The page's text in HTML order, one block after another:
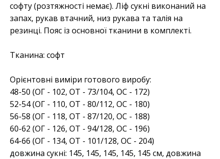
софту (розтяжності немає). Ліф сукні виконаний на
запах, рукав втачний, низ рукава та талія на
резинці. Пояс із основної тканини в комплекті.
Тканина: софт
Орієнтовні виміри готового виробу:
48-50 (ОГ - 102, ОТ - 73/104, ОС - 172)
52-54 (ОГ - 110, ОТ - 80/112, ОС - 180)
56-58 (ОГ - 118, ОТ - 87/120, ОС - 188)
60-62 (ОГ - 126, ОТ - 94/128, ОС - 196)
64-66 (ОГ - 134, ОТ - 101/128, ОС - 204)
довжина сукні: 145, 145, 145, 145, 145 см, довжина